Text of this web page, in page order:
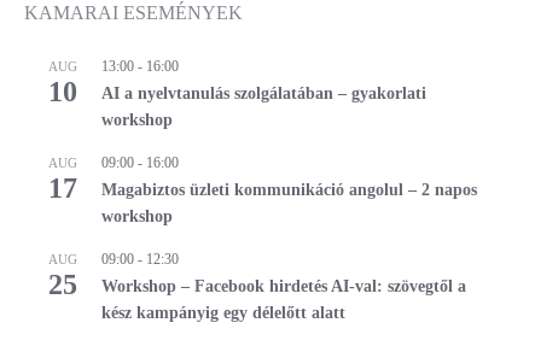
KAMARAI ESEMÉNYEK
AUG
10
13:00 - 16:00
AI a nyelvtanulás szolgálatában – gyakorlati
workshop
AUG
17
09:00 - 16:00
Magabiztos üzleti kommunikáció angolul – 2 napos
workshop
AUG
25
09:00 - 12:30
Workshop – Facebook hirdetés AI-val: szövegtől a
kész kampányig egy délelőtt alatt